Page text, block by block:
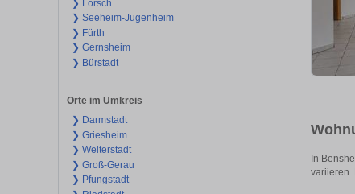
❯ Lorsch
❯ Seeheim-Jugenheim
❯ Fürth
❯ Gernsheim
❯ Bürstadt
Orte im Umkreis
❯ Darmstadt
❯ Griesheim
❯ Weiterstadt
❯ Groß-Gerau
❯ Pfungstadt
In
variieren.